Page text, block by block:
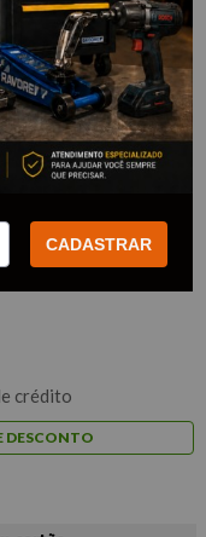
- 6" -
crédito
DESCONTO
CADASTRAR